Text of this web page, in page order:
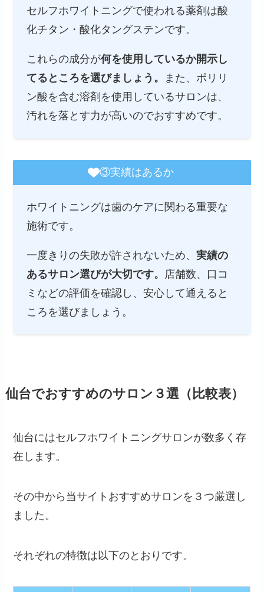
セルフホワイトニングで使われる薬剤は酸
化チタン・酸化タングステンです。
これらの成分が何を使用しているか開示し
てるところを選びましょう。
また、ポリリ
ン酸を含む溶剤を使用しているサロンは、
汚れを落とす力が高いのでおすすめです。
③実績はあるか
ホワイトニングは歯のケアに関わる重要な
施術です。
一度きりの失敗が許されないため、 実績の
あるサロン選びが大切です。
店舗数、口コ
ミなどの評価を確認し、安心して通えると
ころを選びましょう。
仙台でおすすめのサロン３選（比較表）
仙台にはセルフホワイトニングサロンが数多く存
在します。
その中から当サイト おすすめサロンを３つ厳選 し
ました。
それぞれの特徴は以下のとおりです。